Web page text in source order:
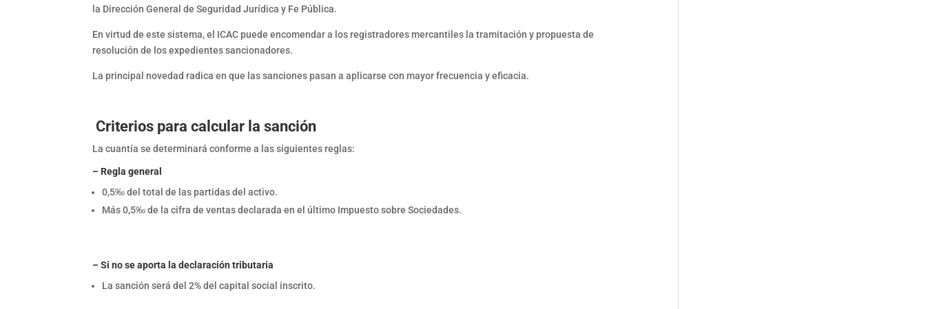
la Dirección General de Seguridad Jurídica y Fe Pública.
En virtud de este sistema, el ICAC puede encomendar a los registradores mercantiles la tramitación y propuesta de
resolución de los expedientes sancionadores.
La principal novedad radica en que las sanciones pasan a aplicarse con mayor frecuencia y eficacia.
Criterios para calcular la sanción
La cuantía se determinará conforme a las siguientes reglas:
– Regla general
0,5‰ del total de las partidas del activo.
Más 0,5‰ de la cifra de ventas declarada en el último Impuesto sobre Sociedades.
– Si no se aporta la declaración tributaria
La sanción será del 2% del capital social inscrito.